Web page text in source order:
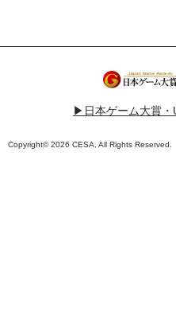
▶︎日本ゲーム大賞・
Copyright© 2026 CESA, All Rights Reserved.